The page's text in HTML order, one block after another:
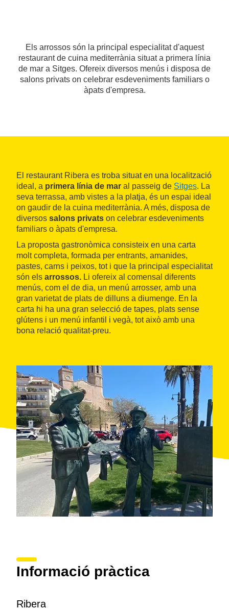
Els arrossos són la principal especialitat d'aquest
restaurant de cuina mediterrània situat a primera línia
de mar a Sitges. Ofereix diversos menús i disposa de
salons privats on celebrar esdeveniments familiars o
àpats d'empresa.
El restaurant Ribera es troba situat en una localització
ideal, a primera línia de mar al passeig de Sitges. La
seva terrassa, amb vistes a la platja, és un espai ideal
on gaudir de la cuina mediterrània. A més, disposa de
diversos salons privats on celebrar esdeveniments
familiars o àpats d'empresa.
La proposta gastronòmica consisteix en una carta
molt completa, formada per entrants, amanides,
pastes, carns i peixos, tot i que la principal especialitat
són els arrossos. Li ofereix al comensal diferents
menús, com el de dia, un menú arrosser, amb una
gran varietat de plats de dilluns a diumenge. En la
carta hi ha una gran selecció de tapes, plats sense
glútens i un menú infantil i vegà, tot això amb una
bona relació qualitat-preu.
Informació pràctica
Ribera